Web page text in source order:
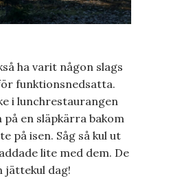
ha varit någon slags
funktionsnedsatta.
i lunchrestaurangen
på en släpkärra bakom
på isen. Såg så kul ut
lite med dem. De
jättekul dag!